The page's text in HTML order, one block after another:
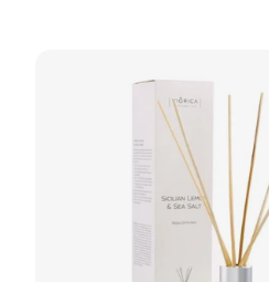
Cosmeplant
Для мужчин
Солнцезащитный крем